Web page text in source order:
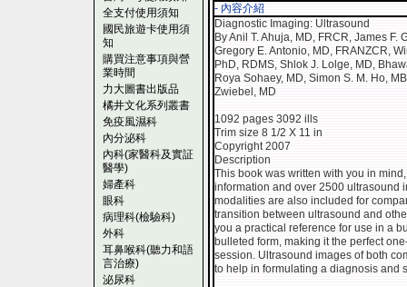
全支付使用須知
國民旅遊卡使用須
知
購買注意事項與營
業時間
力大圖書出版品
橘井文化系列叢書
免疫風濕科
內分泌科
內科(家醫科及實証
醫學)
婦產科
眼科
病理科(檢驗科)
外科
耳鼻喉科(聽力和語
言治療)
泌尿科
- 內容介紹
Diagnostic Imaging: Ultrasound
By Anil T. Ahuja, MD, FRCR, James F.
Gregory E. Antonio, MD, FRANZCR,
PhD, RDMS, Shlok J. Lolge, MD,
Roya Sohaey, MD, Simon S. M. Ho,
Zwiebel, MD
1092 pages 3092 ills
Trim size 8 1/2 X 11 in
Copyright 2007
Description
This book was written with you in
information and over 2500 ultrasound
modalities are also included for
transition between ultrasound and
you a practical reference for use in a
bulleted form, making it the perfect
session. Ultrasound images of both
to help in formulating a diagnosis and